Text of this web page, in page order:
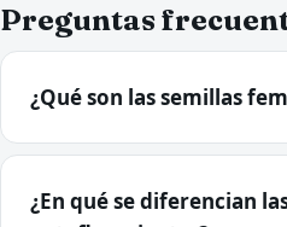
Preguntas
¿Qué son las semillas
¿En qué se diferencian